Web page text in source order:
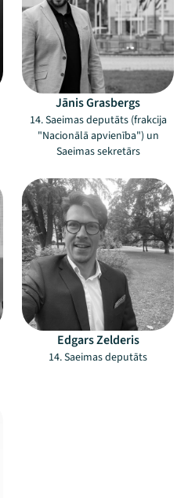
Jānis Grasbergs
14. Saeimas deputāts (frakcija
"Nacionālā apvienība") un
Saeimas sekretārs
Edgars Zelderis
14. Saeimas deputāts